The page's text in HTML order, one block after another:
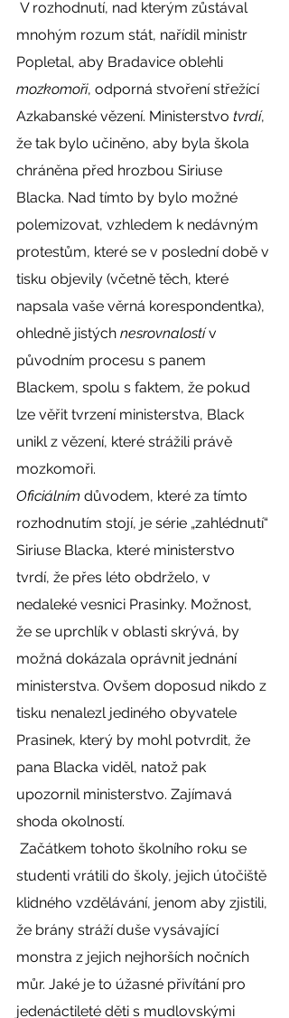
mnohým rozum stát, nařídil ministr
Popletal, aby Bradavice oblehli
mozkomoři, odporná stvoření střežící
Azkabanské vězení. Ministerstvo tvrdí,
že tak bylo učiněno, aby byla škola
chráněna před hrozbou Siriuse
Blacka. Nad tímto by bylo možné
polemizovat, vzhledem k nedávným
protestům, které se v poslední době v
tisku objevily (včetně těch, které
napsala vaše věrná korespondentka),
ohledně jistých nesrovnalostí v
původním procesu s panem
Blackem, spolu s faktem, že pokud
lze věřit tvrzení ministerstva, Black
unikl z vězení, které strážili právě
mozkomoři.
Oficiálním důvodem, které za tímto
rozhodnutím stojí, je série „zahlédnutí“
Siriuse Blacka, které ministerstvo
tvrdí, že přes léto obdrželo, v
nedaleké vesnici Prasinky. Možnost,
že se uprchlík v oblasti skrývá, by
možná dokázala oprávnit jednání
ministerstva. Ovšem doposud nikdo z
tisku nenalezl jediného obyvatele
Prasinek, který by mohl potvrdit, že
pana Blacka viděl, natož pak
upozornil ministerstvo. Zajímavá
shoda okolností.
studenti vrátili do školy, jejich útočiště
klidného vzdělávání, jenom aby zjistili,
že brány stráží duše vysávající
monstra z jejich nejhorších nočních
můr. Jaké je to úžasné přivítání pro
jedenáctileté děti s mudlovskými